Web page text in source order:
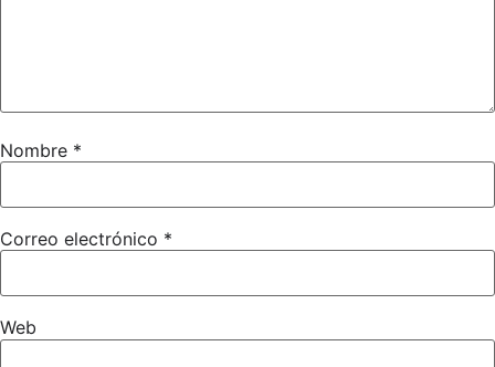
Nombre *
Correo electrónico *
Web